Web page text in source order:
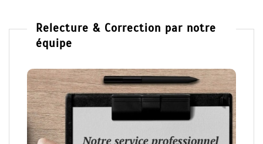
Relecture & Correction par notre
équipe